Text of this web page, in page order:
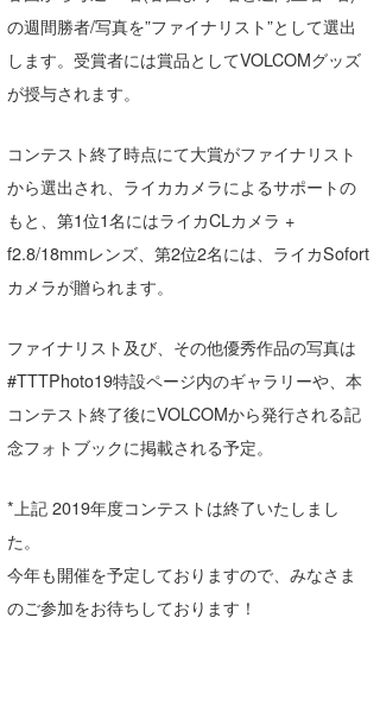
の週間勝者/写真を”ファイナリスト”として選出
します。受賞者には賞品としてVOLCOMグッズ
が授与されます。
コンテスト終了時点にて大賞がファイナリスト
から選出され、ライカカメラによるサポートの
もと、第1位1名にはライカCLカメラ +
f2.8/18mmレンズ、第2位2名には、ライカSofort
カメラが贈られます。
ファイナリスト及び、その他優秀作品の写真は
#TTTPhoto19特設ページ内のギャラリーや、本
コンテスト終了後にVOLCOMから発行される記
念フォトブックに掲載される予定。
*上記 2019年度コンテストは終了いたしまし
た。
今年も開催を予定しておりますので、みなさま
のご参加をお待ちしております！